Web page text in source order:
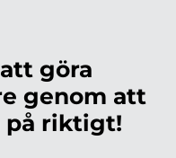
göra
genom att
på riktigt!